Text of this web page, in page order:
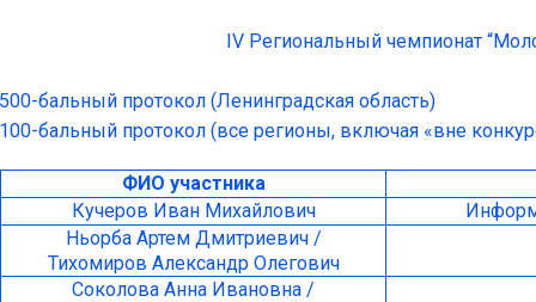
IV Региональный чемпионат
500-бальный протокол (Ленинградская область)
100-бальный протокол (все регионы, включая «вне
ФИО участника
Кучеров Иван Михайлович
Ньорба Артем Дмитриевич /
Тихомиров Александр Олегович
Соколова Анна Ивановна /